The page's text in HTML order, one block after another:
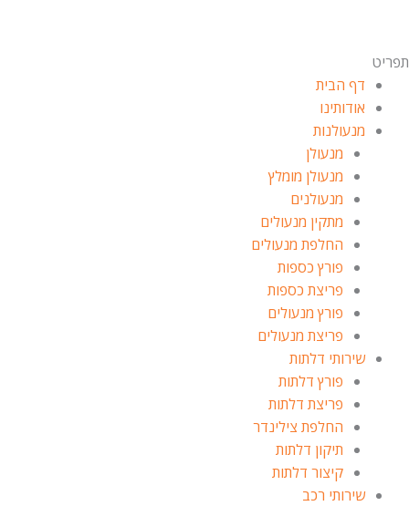
תפריט
דף הבית
אודותינו
מנעולנות
מנעולן
מנעולן מומלץ
מנעולנים
מתקין מנעולים
החלפת מנעולים
פורץ כספות
פריצת כספות
פורץ מנעולים
פריצת מנעולים
שירותי דלתות
פורץ דלתות
פריצת דלתות
החלפת צילינדר
תיקון דלתות
קיצור דלתות
שירותי רכב